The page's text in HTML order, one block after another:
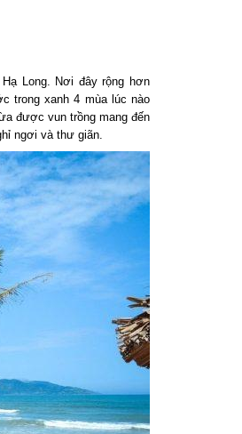
Long. Nơi đây rộng hơn
trong xanh 4 mùa lúc nào
được vun trồng mang đến
ngơi và thư giãn.